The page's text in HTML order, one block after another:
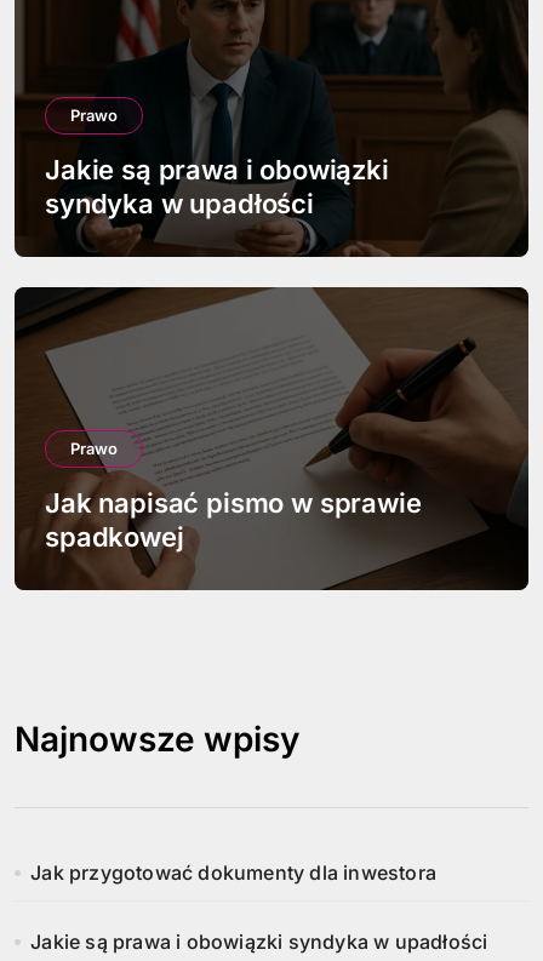
Prawo
Jakie są prawa i obowiązki
syndyka w upadłości
Prawo
Jak napisać pismo w sprawie
spadkowej
Najnowsze wpisy
Jak przygotować dokumenty dla inwestora
Jakie są prawa i obowiązki syndyka w upadłości